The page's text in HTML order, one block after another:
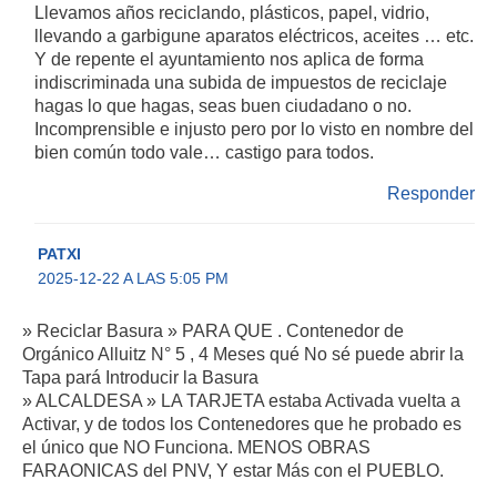
Llevamos años reciclando, plásticos, papel, vidrio,
llevando a garbigune aparatos eléctricos, aceites … etc.
Y de repente el ayuntamiento nos aplica de forma
indiscriminada una subida de impuestos de reciclaje
hagas lo que hagas, seas buen ciudadano o no.
Incomprensible e injusto pero por lo visto en nombre del
bien común todo vale… castigo para todos.
Responder
PATXI
2025-12-22 A LAS 5:05 PM
» Reciclar Basura » PARA QUE . Contenedor de
Orgánico Alluitz N° 5 , 4 Meses qué No sé puede abrir la
Tapa pará Introducir la Basura
» ALCALDESA » LA TARJETA estaba Activada vuelta a
Activar, y de todos los Contenedores que he probado es
el único que NO Funciona. MENOS OBRAS
FARAONICAS del PNV, Y estar Más con el PUEBLO.